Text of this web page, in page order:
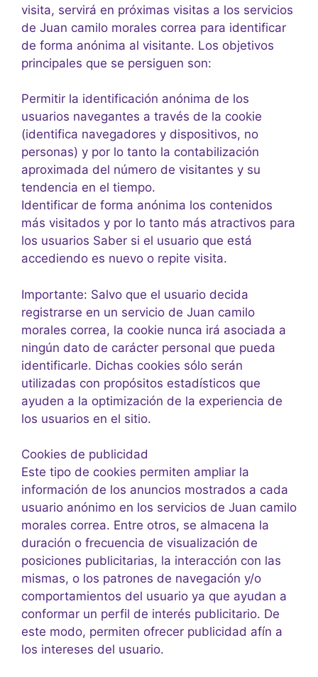
visita, servirá en próximas visitas a los servicios
de Juan camilo morales correa para identificar
de forma anónima al visitante. Los objetivos
principales que se persiguen son:
Permitir la identificación anónima de los
usuarios navegantes a través de la cookie
(identifica navegadores y dispositivos, no
personas) y por lo tanto la contabilización
aproximada del número de visitantes y su
tendencia en el tiempo.
Identificar de forma anónima los contenidos
más visitados y por lo tanto más atractivos para
los usuarios Saber si el usuario que está
accediendo es nuevo o repite visita.
Importante: Salvo que el usuario decida
registrarse en un servicio de Juan camilo
morales correa, la cookie nunca irá asociada a
ningún dato de carácter personal que pueda
identificarle. Dichas cookies sólo serán
utilizadas con propósitos estadísticos que
ayuden a la optimización de la experiencia de
los usuarios en el sitio.
Cookies de publicidad
Este tipo de cookies permiten ampliar la
información de los anuncios mostrados a cada
usuario anónimo en los servicios de Juan camilo
morales correa. Entre otros, se almacena la
duración o frecuencia de visualización de
posiciones publicitarias, la interacción con las
mismas, o los patrones de navegación y/o
comportamientos del usuario ya que ayudan a
conformar un perfil de interés publicitario. De
este modo, permiten ofrecer publicidad afín a
los intereses del usuario.